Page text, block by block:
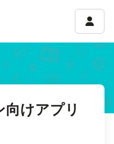
계정
けアプリ